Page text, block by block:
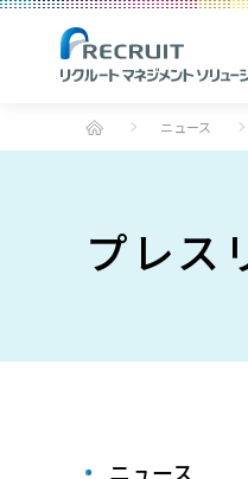
ニュース
プレス
ニュース